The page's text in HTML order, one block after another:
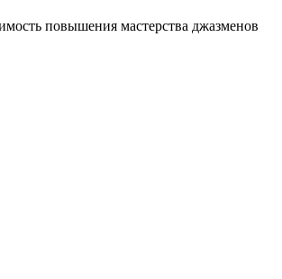
повышения мастерства джазменов